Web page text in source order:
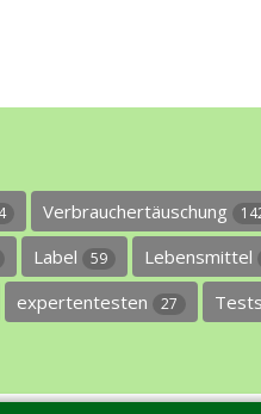
Verbrauchertäuschung
Label 59 Lebensmittel
expertentesten 27